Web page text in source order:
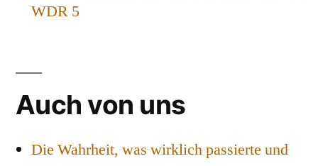
WDR 5
Auch von uns
Die Wahrheit, was wirklich passierte und